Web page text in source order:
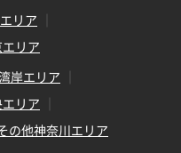
リア
リア
岸エリア
リア
の他神奈川エリア